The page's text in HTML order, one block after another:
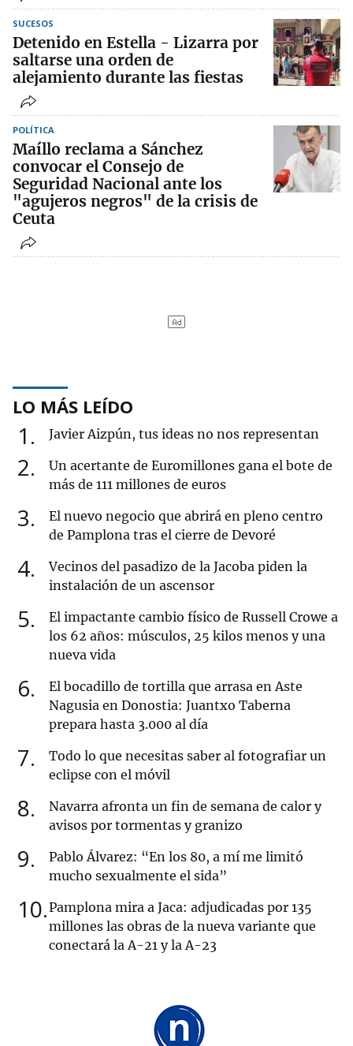
SUCESOS
Detenido en Estella - Lizarra por
saltarse una orden de
alejamiento durante las fiestas
POLÍTICA
Maíllo reclama a Sánchez
convocar el Consejo de
Seguridad Nacional ante los
"agujeros negros" de la crisis de
Ceuta
LO MÁS LEÍDO
1 Javier Aizpún, tus ideas no nos representan
2
Un acertante de Euromillones gana el bote de
más de 111 millones de euros
3
El nuevo negocio que abrirá en pleno centro
de Pamplona tras el cierre de Devoré
4
Vecinos del pasadizo de la Jacoba piden la
instalación de un ascensor
5
El impactante cambio físico de Russell Crowe a
los 62 años: músculos, 25 kilos menos y una
nueva vida
6
El bocadillo de tortilla que arrasa en Aste
Nagusia en Donostia: Juantxo Taberna
prepara hasta 3.000 al día
7
Todo lo que necesitas saber al fotografiar un
eclipse con el móvil
8
Navarra afronta un fin de semana de calor y
avisos por tormentas y granizo
9
Pablo Álvarez: “En los 80, a mí me limitó
mucho sexualmente el sida”
10 Pamplona mira a Jaca: adjudicadas por 135
millones las obras de la nueva variante que
conectará la A-21 y la A-23